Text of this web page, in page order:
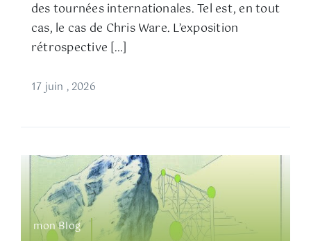
des tournées internationales. Tel est, en tout
cas, le cas de Chris Ware. L’exposition
rétrospective […]
17 juin , 2026
mon Blog